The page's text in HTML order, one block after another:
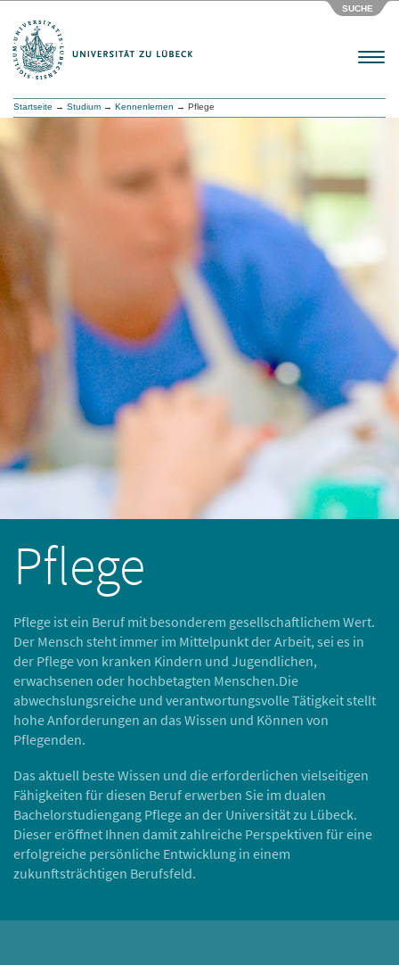
SUCHE
Menu
Startseite → Studium → Kennenlernen → Pflege
Pflege
Pflege ist ein Beruf mit besonderem gesellschaftlichem Wert.
Der Mensch steht immer im Mittelpunkt der Arbeit, sei es in
der Pflege von kranken Kindern und Jugendlichen,
erwachsenen oder hochbetagten Menschen.Die
abwechslungsreiche und verantwortungsvolle Tätigkeit stellt
hohe Anforderungen an das Wissen und Können von
Pflegenden.
Das aktuell beste Wissen und die erforderlichen vielseitigen
Fähigkeiten für diesen Beruf erwerben Sie im dualen
Bachelorstudiengang Pflege an der Universität zu Lübeck.
Dieser eröffnet Ihnen damit zahlreiche Perspektiven für eine
erfolgreiche persönliche Entwicklung in einem
zukunftsträchtigen Berufsfeld.